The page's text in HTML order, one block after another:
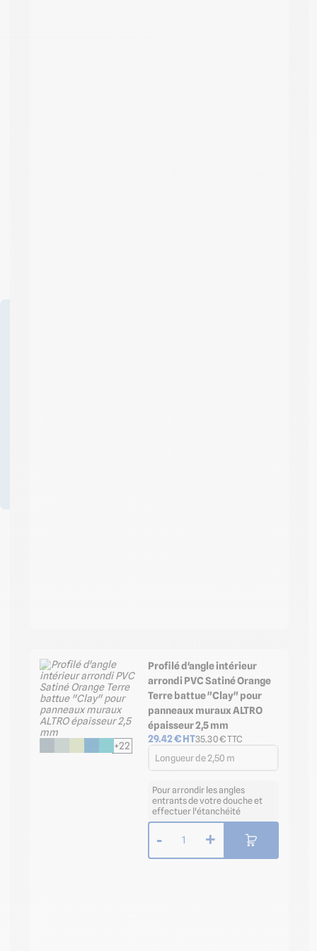
+22
Profilé d'angle intérieur
arrondi PVC Satiné Orange
Terre battue "Clay" pour
panneaux muraux ALTRO
épaisseur 2,5 mm
29.42€ HT35.30€ TTC
Longueur de 2,50 m
Pour arrondir les angles
entrants de votre douche et
effectuer l'étanchéité
- 1 +